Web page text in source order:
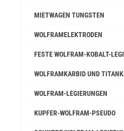
MIETWAGEN TUNGSTEN
WOLFRAMELEKTRODEN
FESTE WOLFRAM-KOBALT-
WOLFRAMKARBID UND
WOLFRAM-LEGIERUNGEN
KUPFER-WOLFRAM-PSEUDO